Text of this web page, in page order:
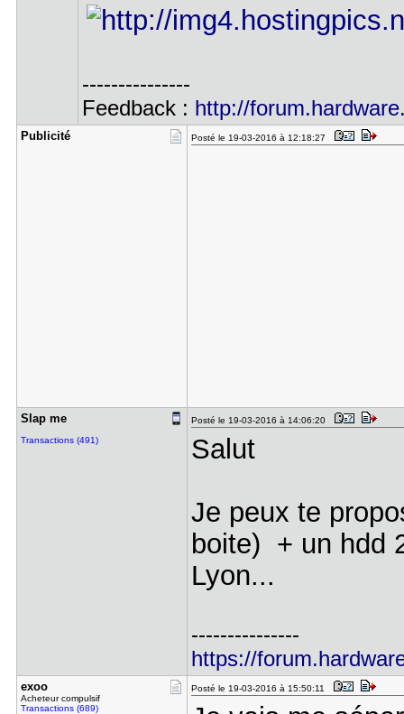
---------------
Feedback : http://
Publicité Posté le 19-03-2016 à 12:18:27
Slap me
Transactions (491)
Posté le 19-03-2016 à 14:06:20
Salut
Je peux te
boite) + un hdd
Lyon...
---------------
https://
exoo
Acheteur compulsif
Transactions (689)
Posté le 19-03-2016 à 15:50:11